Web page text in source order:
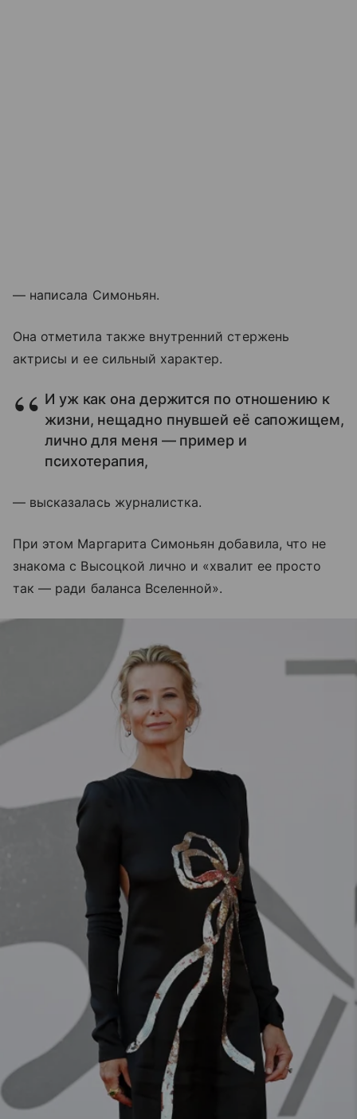
— написала Симоньян.
Она отметила также внутренний стержень
актрисы и ее сильный характер.
И уж как она держится по отношению к
жизни, нещадно пнувшей её сапожищем,
лично для меня — пример и
психотерапия,
— высказалась журналистка.
При этом Маргарита Симоньян добавила, что не
знакома с Высоцкой лично и «хвалит ее просто
так — ради баланса Вселенной».